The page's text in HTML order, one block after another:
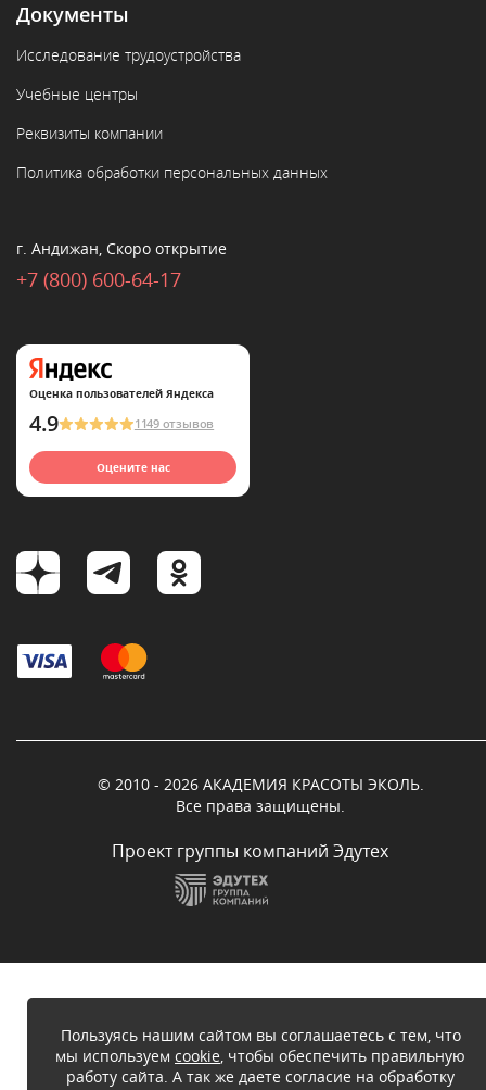
Документы
Исследование трудоустройства
Учебные центры
Реквизиты компании
Политика обработки персональных данных
г. Андижан, Скоро открытие
+7 (800) 600-64-17
Оценка пользователей Яндекса
4.9 1149 отзывов
Оцените нас
© 2010 - 2026 АКАДЕМИЯ КРАСОТЫ ЭКОЛЬ.
Все права защищены.
Проект группы компаний Эдутех
Пользуясь нашим сайтом вы соглашаетесь с тем, что
мы используем cookie, чтобы обеспечить правильную
работу сайта. А так же даете согласие на обработку